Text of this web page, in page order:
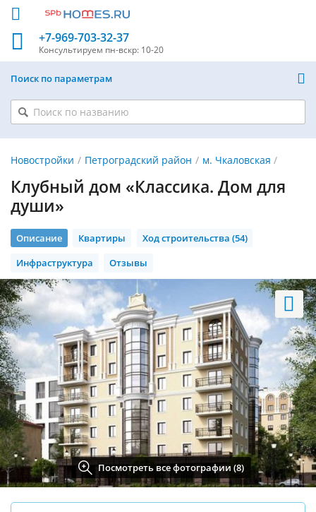
+7-969-703-32-37
Консультируем пн-вскр: 10-20
Поиск по параметрам
Новостройки Петроградский район м. Чкаловская
Клубный дом «Классика. Дом для
души»
Описание Квартиры
Ход строительства (54)
Инфраструктура
Отзывы
Посмотреть все фотографии (8)